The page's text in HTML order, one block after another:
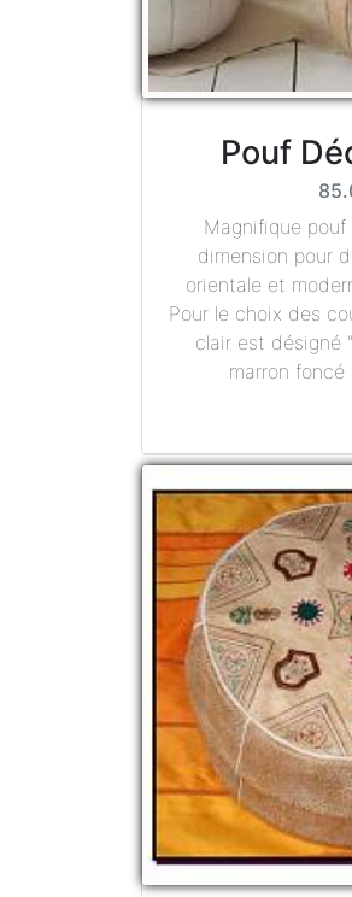
Pouf
Magnifique
dimension pour
orientale et
Pour le choix des
clair est désigné
marron foncé